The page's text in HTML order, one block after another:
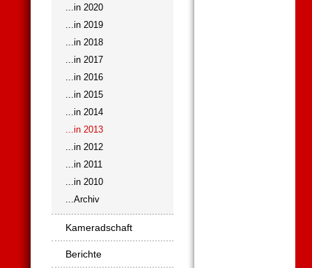
...in 2020
...in 2019
...in 2018
...in 2017
...in 2016
...in 2015
...in 2014
...in 2013
...in 2012
...in 2011
...in 2010
...Archiv
Kameradschaft
Berichte